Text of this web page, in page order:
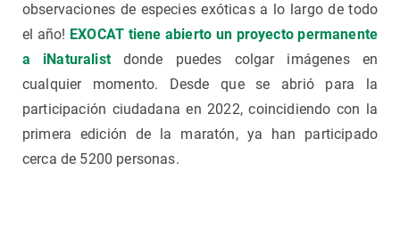
observaciones de especies exóticas a lo largo de todo
el año! EXOCAT tiene abierto un proyecto permanente
a iNaturalistdonde puedes colgar imágenes en
cualquier momento. Desde que se abrió para la
participación ciudadana en 2022, coincidiendo con la
primera edición de la maratón, ya han participado
cerca de 5200 personas.